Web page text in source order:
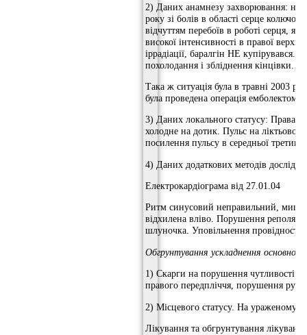
2) Даних анамнезу захворювання:
року зі болів в області серце колючо-
відчуттям перебоїв в роботі серця,
високої інтенсивності в правої
іррадіації, баралгін НЕ
похолодання і збліднення кінцівки.
Така ж ситуація була в травні 2003
була проведена операція емболектоміі.
3) Даних локального статусу: Права
холодне на дотик. Пульс на ліктьової
посилення пульсу в середньої
4) Даних додаткових методів
Електрокардіограма від 27.01.04
Ритм синусовий неправильний,
відхилена вліво. Порушення
шлуночка. Уповільнення провідності
Обгрунтування ускладнення
1) Скарги на порушення чутливості
правого передпліччя, порушення
2) Місцевого статусу. На ураженому
Лікування та обгрунтування